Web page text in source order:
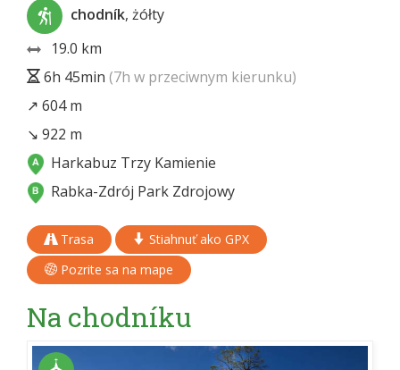
chodník, żółty
19.0 km
6h 45min (7h w przeciwnym kierunku)
↗ 604 m
↘ 922 m
Harkabuz Trzy Kamienie
Rabka-Zdrój Park Zdrojowy
Trasa
Stiahnuť ako GPX
Pozrite sa na mape
Na chodníku